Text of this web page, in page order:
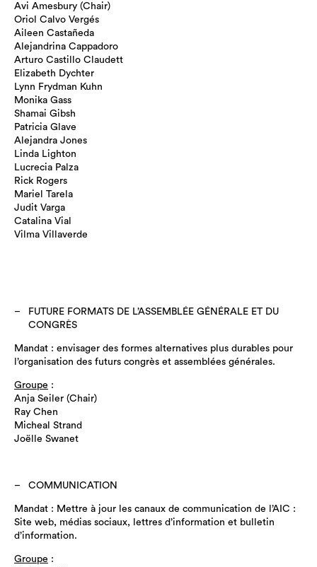
Avi Amesbury (Chair)
Oriol Calvo Vergés
Aileen Castañeda
Alejandrina Cappadoro
Arturo Castillo Claudett
Elizabeth Dychter
Lynn Frydman Kuhn
Monika Gass
Shamai Gibsh
Patricia Glave
Alejandra Jones
Linda Lighton
Lucrecia Palza
Rick Rogers
Mariel Tarela
Judit Varga
Catalina Vial
Vilma Villaverde
FUTURE FORMATS DE L’ASSEMBLÉE GÉNÉRALE ET DU
CONGRÈS
Mandat : envisager des formes alternatives plus durables pour
l’organisation des futurs congrès et assemblées générales.
Groupe :
Anja Seiler (Chair)
Ray Chen
Micheal Strand
Joëlle Swanet
COMMUNICATION
Mandat : Mettre à jour les canaux de communication de l’AIC :
Site web, médias sociaux, lettres d’information et bulletin
d’information.
Groupe :